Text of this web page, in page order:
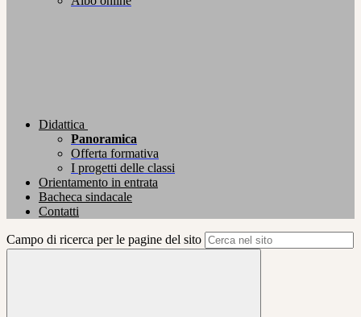
Didattica
Panoramica
Offerta formativa
I progetti delle classi
Orientamento in entrata
Bacheca sindacale
Contatti
Campo di ricerca per le pagine del sito